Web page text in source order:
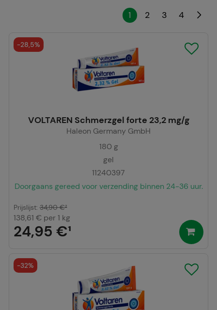
1 2 3 4
VOLTAREN Schmerzgel forte 23,2 mg/g
Haleon Germany GmbH
180 g
gel
11240397
Doorgaans gereed voor verzending binnen 24-36 uur.
24,95 €¹
Prijslijst: 34,90 €²
138,61 € per 1 kg
-28,5%
-32%